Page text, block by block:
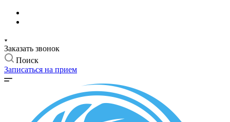
Заказать звонок
Поиск
Записаться на прием